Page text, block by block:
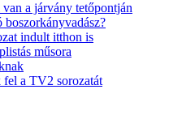
a járvány tetőpontján
indult itthon is
műsora
a TV2 sorozatát